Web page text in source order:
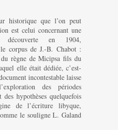
historique que l’on peut
est celui concernant une
découverte en 1904,
corpus de J.-B. Chabot :
règne de Micipsa fils du
elle était dédiée, c’est-
incontestable laisse
des périodes
hypothèses quelquefois
de l’écriture libyque,
le souligne L. Galand